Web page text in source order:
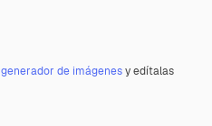
generador de imágenesy edítalas